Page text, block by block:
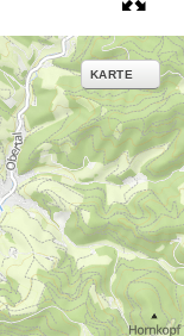
KARTE